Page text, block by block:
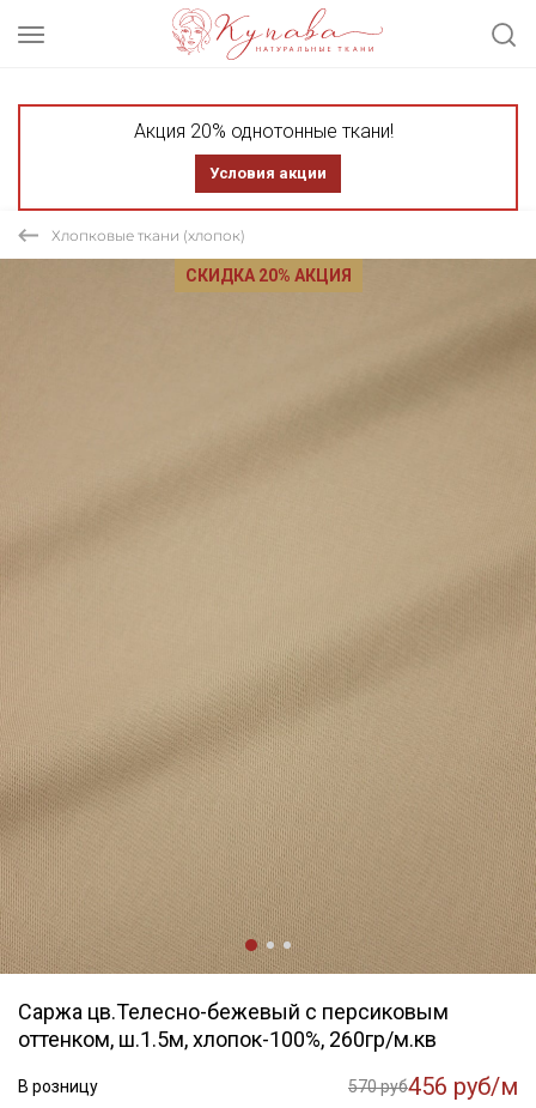
Акция 20% однотонные ткани!
Условия акции
Хлопковые ткани (хлопок)
СКИДКА 20% АКЦИЯ
Саржа цв.Телесно-бежевый с персиковым
оттенком, ш.1.5м, хлопок-100%, 260гр/м.кв
В розницу 570 руб456 руб/м